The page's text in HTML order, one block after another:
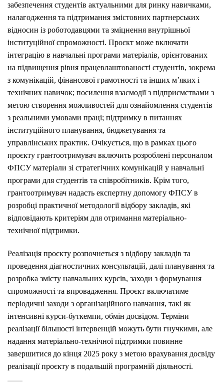
забезпечення студентів актуальними для ринку навичками,
налагодження та підтримання змістовних партнерських
відносин із роботодавцями та зміцнення внутрішньої
інституційної спроможності. Проєкт може включати
інтеграцію в навчальні програми матеріалів, орієнтованих
на підвищення рівня працевлаштованості студентів, зокрема
з комунікацій, фінансової грамотності та інших м’яких і
технічних навичок; посилення взаємодії з підприємствами з
метою створення можливостей для ознайомлення студентів
з реальними умовами праці; підтримку в питаннях
інституційного планування, бюджетування та
управлінських практик. Очікується, що в рамках цього
проєкту грантоотримувач включить розроблені персоналом
ФПСУ матеріали зі стратегічних комунікацій у навчальні
програми для студентів та співробітників. Крім того,
грантоотримувач надасть експертну допомогу ФПСУ в
розробці практичної методології відбору закладів, які
відповідають критеріям для отримання матеріально-
технічної підтримки.
Реалізація проєкту розпочнеться з відбору закладів та
проведення діагностичних консультацій, далі планування та
розробка змісту навчальних курсів, заходи з формування
спроможності та впровадження. Проєкт включатиме
періодичні заходи з організаційного навчання, такі як
інтенсивні курси-буткемпи, обмін досвідом. Терміни
реалізації більшості інтервенцій можуть бути гнучкими, але
надання матеріально-технічної підтримки повинне
завершитися до кінця 2025 року з метою врахування досвіду
реалізації проєкту в подальшій програмній діяльності.